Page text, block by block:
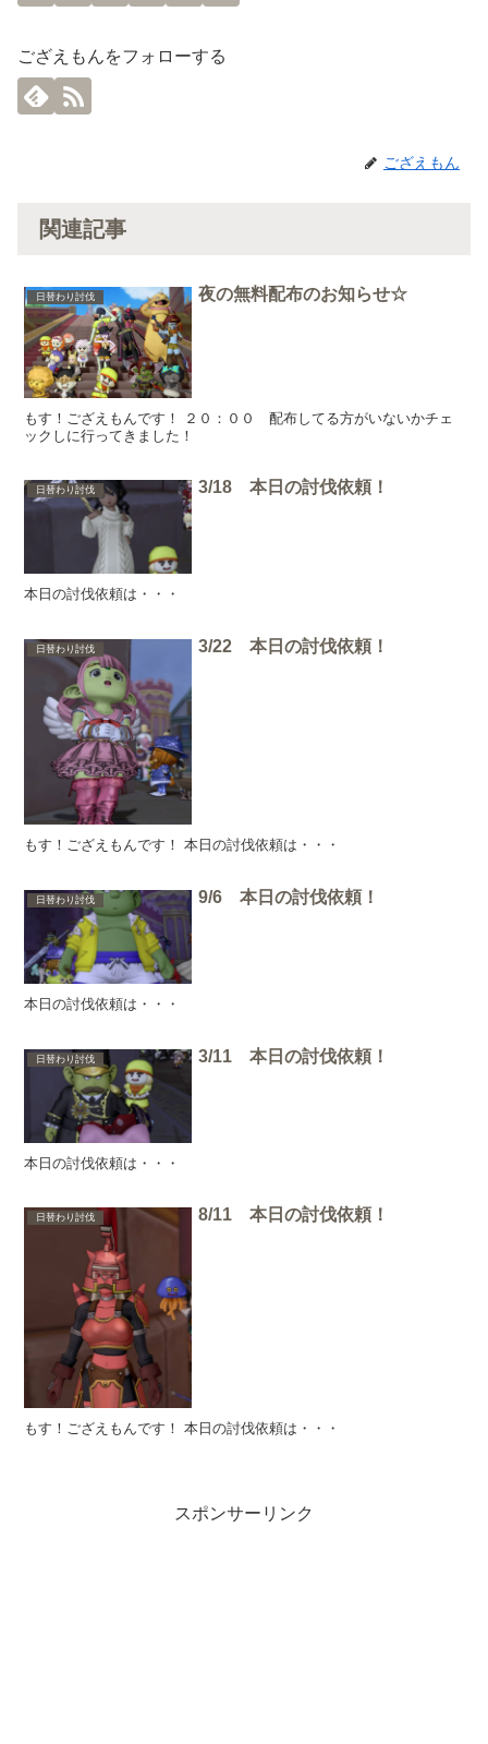
ござえもんをフォローする
ござえもん
関連記事
日替わり討伐 夜の無料配布のお知らせ☆
もす！ござえもんです！ ２０：００ 配布してる方がいないかチェ
ックしに行ってきました！
日替わり討伐 3/18 本日の討伐依頼！
本日の討伐依頼は・・・
日替わり討伐 3/22 本日の討伐依頼！
もす！ござえもんです！ 本日の討伐依頼は・・・
日替わり討伐 9/6 本日の討伐依頼！
本日の討伐依頼は・・・
日替わり討伐 3/11 本日の討伐依頼！
本日の討伐依頼は・・・
日替わり討伐 8/11 本日の討伐依頼！
もす！ござえもんです！ 本日の討伐依頼は・・・
スポンサーリンク